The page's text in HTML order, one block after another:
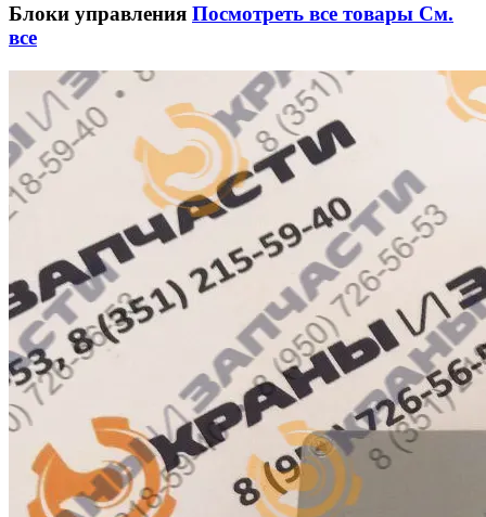
Блоки управления Посмотреть все товары См.
все